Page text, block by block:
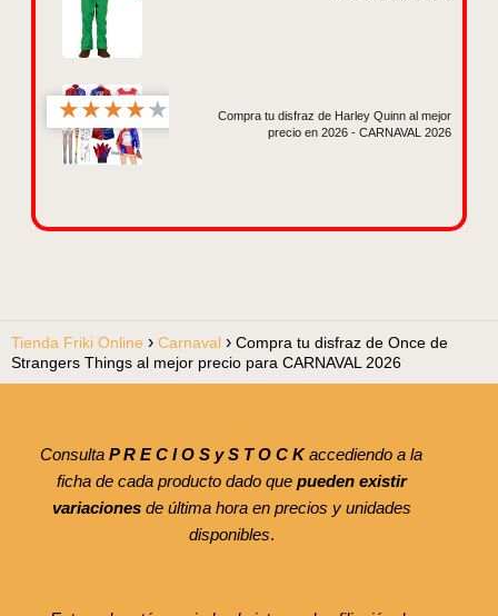
★★★★★
Compra tu disfraz de Harley Quinn al mejor
precio en 2026 - CARNAVAL 2026
Tienda Friki Online Carnaval
Compra tu disfraz de Once de
Strangers Things al mejor precio para CARNAVAL 2026
Consulta P R E C I O S y S T O C Kaccediendo a la
ficha de cada producto dado que pueden existir
variacionesde última hora en precios y unidades
disponibles.